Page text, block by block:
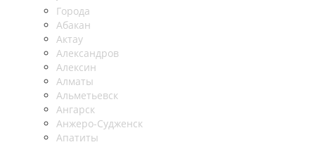
Города
Абакан
Актау
Александров
Алексин
Алматы
Альметьевск
Ангарск
Анжеро-Судженск
Апатиты